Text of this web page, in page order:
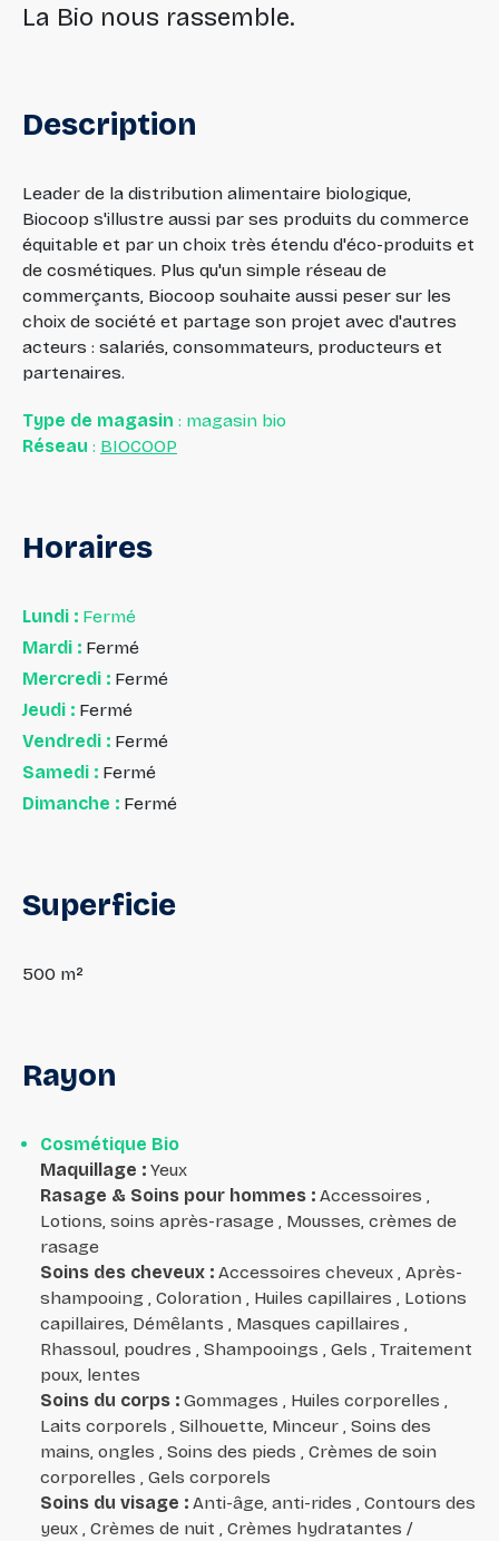
La Bio nous rassemble.
Description
Leader de la distribution alimentaire biologique,
Biocoop s'illustre aussi par ses produits du commerce
équitable et par un choix très étendu d'éco-produits et
de cosmétiques. Plus qu'un simple réseau de
commerçants, Biocoop souhaite aussi peser sur les
choix de société et partage son projet avec d'autres
acteurs : salariés, consommateurs, producteurs et
partenaires.
Type de magasin : magasin bio
Réseau : BIOCOOP
Horaires
Lundi : Fermé
Mardi : Fermé
Mercredi : Fermé
Jeudi : Fermé
Vendredi : Fermé
Samedi : Fermé
Dimanche : Fermé
Superficie
500 m²
Rayon
Cosmétique Bio
Maquillage : Yeux
Rasage & Soins pour hommes : Accessoires ,
Lotions, soins après-rasage , Mousses, crèmes de
rasage
Soins des cheveux : Accessoires cheveux , Après-
shampooing , Coloration , Huiles capillaires , Lotions
capillaires, Démêlants , Masques capillaires ,
Rhassoul, poudres , Shampooings , Gels , Traitement
poux, lentes
Soins du corps : Gommages , Huiles corporelles ,
Laits corporels , Silhouette, Minceur , Soins des
mains, ongles , Soins des pieds , Crèmes de soin
corporelles , Gels corporels
Soins du visage : Anti-âge, anti-rides , Contours des
yeux , Crèmes de nuit , Crèmes hydratantes /